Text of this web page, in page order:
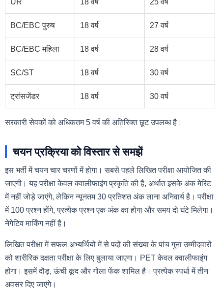
BC/EBC पुरुष 18 वर्ष 27 वर्ष
BC/EBC महिला 18 वर्ष 28 वर्ष
SC/ST 18 वर्ष 30 वर्ष
ट्रांसजेंडर 18 वर्ष 30 वर्ष
सरकारी सेवकों को अधिकतम 5 वर्ष की अतिरिक्त छूट उपलब्ध है।
चयन प्रक्रिया को विस्तार से समझें
इस भर्ती में चयन चार चरणों में होगा। सबसे पहले लिखित परीक्षा आयोजित की
जाएगी। यह परीक्षा केवल क्वालीफाइंग प्रकृति की है, अर्थात इसके अंक मेरिट
में नहीं जोड़े जाएंगे, लेकिन न्यूनतम 30 प्रतिशत अंक लाना अनिवार्य है। परीक्षा
में 100 प्रश्न होंगे, प्रत्येक प्रश्न एक अंक का होगा और समय दो घंटे मिलेगा।
नेगेटिव मार्किंग नहीं है।
लिखित परीक्षा में सफल अभ्यर्थियों में से पदों की संख्या के पांच गुना उम्मीदवारों
को शारीरिक दक्षता परीक्षा के लिए बुलाया जाएगा। PET केवल क्वालीफाइंग
होगा। इसमें दौड़, ऊंची कूद और गोला फेंक शामिल है। प्रत्येक स्पर्धा में तीन
अवसर दिए जाएंगे।